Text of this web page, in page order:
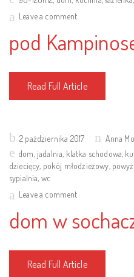
Leave a comment
pod
Read Full Article
Posted
on
2 października 2017
Anna
dom, jadalnia, klatka schodowa,
dziecięcy, pokój młodzieżowy,
sypialnia, wc
Leave a comment
dom w
Read Full Article